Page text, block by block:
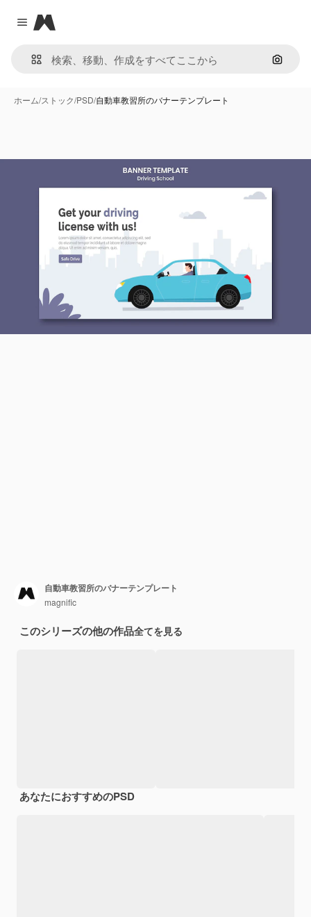
Close menu
Magnific
画像で
ホーム/ストック/PSD/自動車教習所のバナーテンプレート
自動車教習所のバナーテンプレート
magnific
このシリーズの他の作品全てを見る
あなたにおすすめのPSD